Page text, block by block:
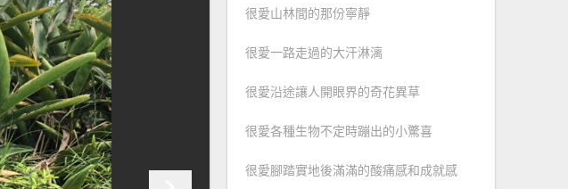
很愛山林間的那份寧靜
很愛一路走過的大汗淋漓
很愛沿途讓人開眼界的奇花異草
很愛各種生物不定時蹦出的小驚喜
很愛腳踏實地後滿滿的酸痛感和成就感